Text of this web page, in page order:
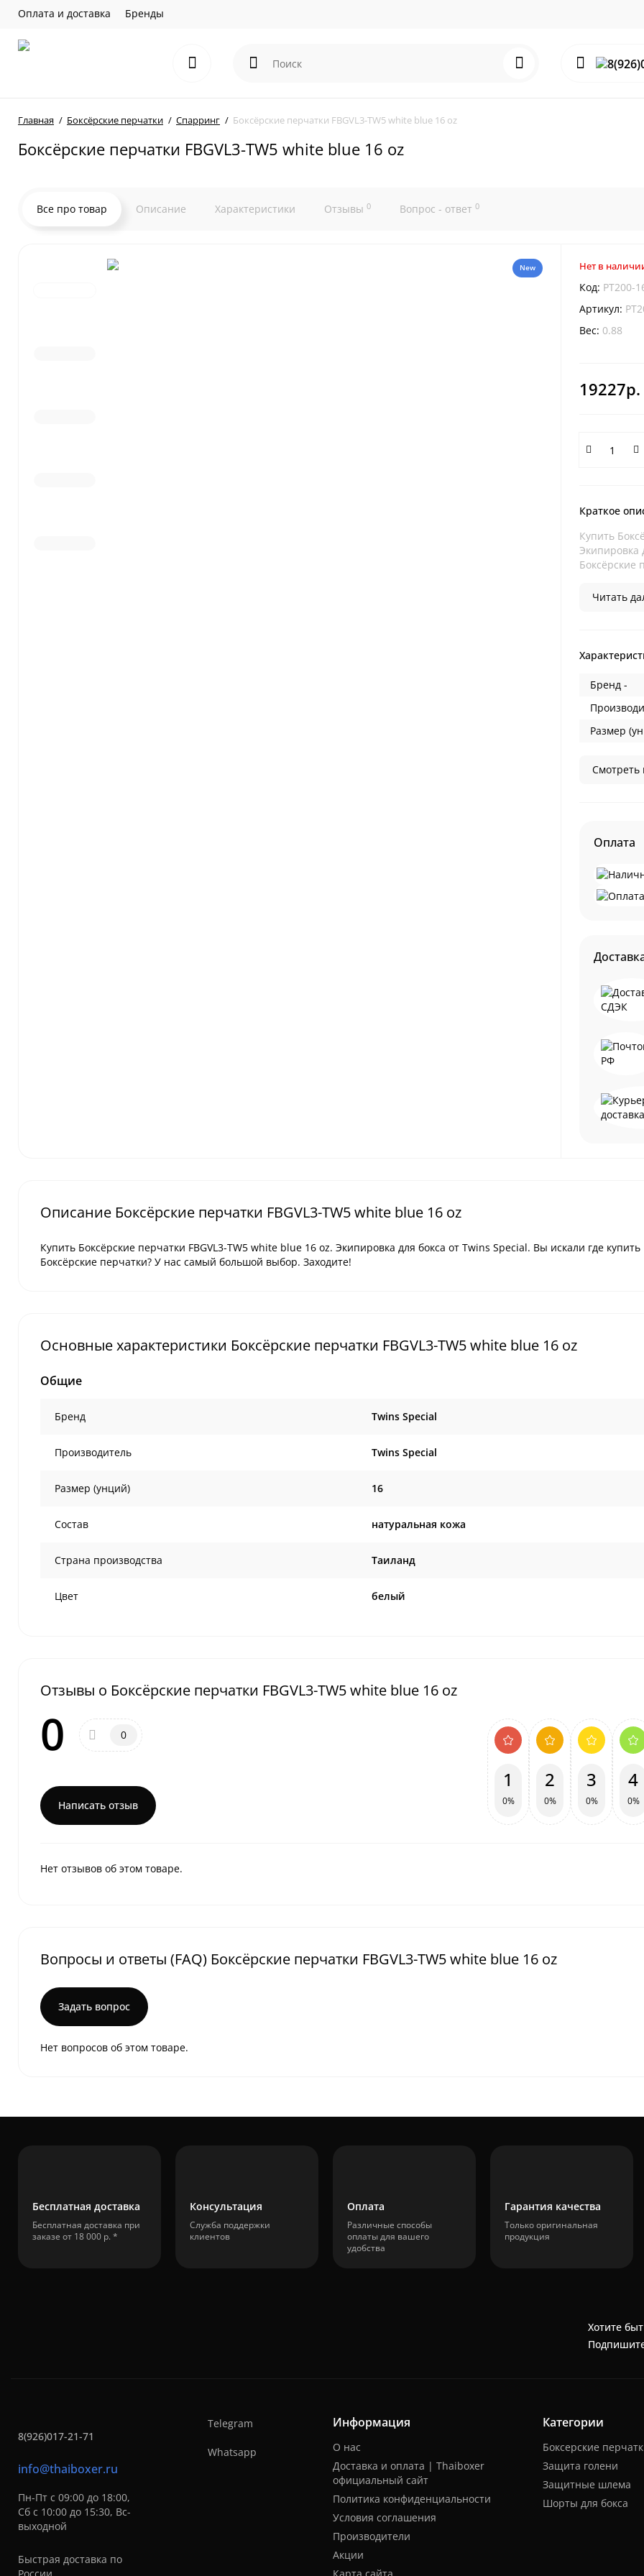
Оплата и доставка Бренды
Главная Боксёрские перчатки Спарринг Боксёрские перчатки FBGVL3-TW5 white blue 16 oz
Боксёрские перчатки FBGVL3-TW5 white blue 16 oz
Все про товар Описание Характеристики Отзывы 0 Вопрос - ответ 0
New Нет в
Код: PT200-
Артикул:
Вес: 0.88
19227р.
Краткое
Купить
Экипировка
Боксёрские
Читать
Бренд -
Размер
Смотреть
Оплата
Описание Боксёрские перчатки FBGVL3-TW5 white blue 16 oz
Купить Боксёрские перчатки FBGVL3-TW5 white blue 16 oz. Экипировка для бокса от Twins Special. Вы искали где купить
Боксёрские перчатки? У нас самый большой выбор. Заходите!
Основные характеристики Боксёрские перчатки FBGVL3-TW5 white blue 16 oz
Общие
Бренд Twins Special
Производитель Twins Special
Размер (унций) 16
Состав натуральная кожа
Страна производства Таиланд
Цвет белый
Отзывы о Боксёрские перчатки FBGVL3-TW5 white blue 16 oz
0 0
Написать отзыв
1
0%
2
0%
3
0%
4
0%
Нет отзывов об этом товаре.
Вопросы и ответы (FAQ) Боксёрские перчатки FBGVL3-TW5 white blue 16 oz
Задать вопрос
Нет вопросов об этом товаре.
Бесплатная доставка
Бесплатная доставка при
заказе от 18 000 р. *
Консультация
Служба поддержки
клиентов
Оплата
Различные способы
оплаты для вашего
удобства
Гарантия качества
Только оригинальная
продукция
Хотите
8(926)017-21-71
info@thaiboxer.ru
Пн-Пт с 09:00 до 18:00,
Сб с 10:00 до 15:30, Вс-
выходной
Быстрая доставка по
России
Telegram
Whatsapp
Информация
О нас
Доставка и оплата | Thaiboxer
официальный сайт
Политика конфиденциальности
Условия соглашения
Производители
Акции
Карта сайта
Категории
Боксерские
Защита голени
Защитные шлема
Шорты для бокса